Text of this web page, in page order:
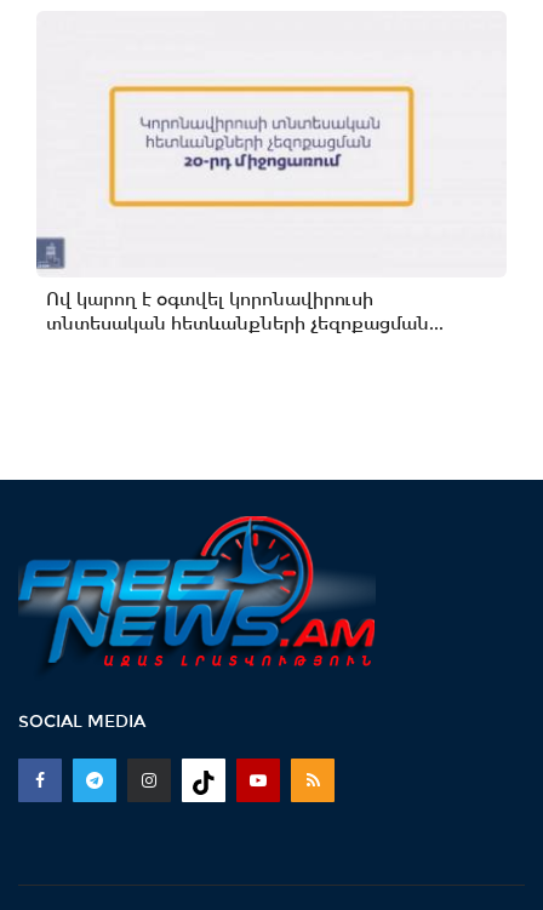
Ով կարող է օգտվել կորոնավիրուսի
տնտեսական հետևանքների չեզոքացման...
SOCIAL MEDIA